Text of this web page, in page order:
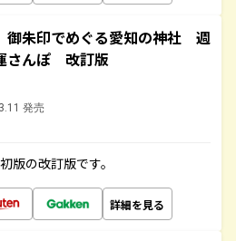
朱印でめぐる愛知の神社 週
さんぽ 改訂版
発売
版の改訂版です。
詳細を見る